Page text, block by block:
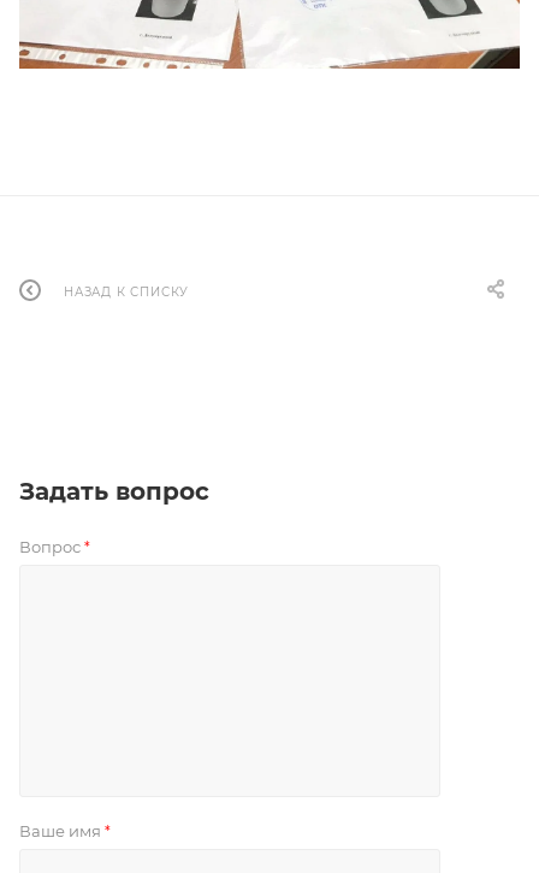
НАЗАД К СПИСКУ
Задать вопрос
Вопрос *
Ваше имя *